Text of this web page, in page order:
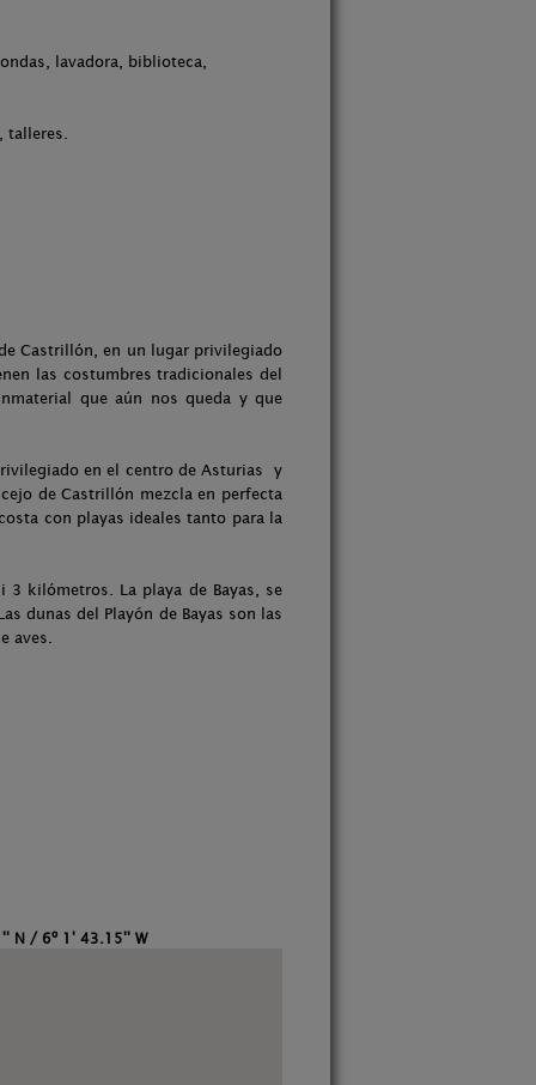
lavadora, biblioteca,
talleres.
Castrillón, en un lugar privilegiado
las costumbres tradicionales del
que aún nos queda y que
en el centro de Asturias y
de Castrillón mezcla en perfecta
con playas ideales tanto para la
kilómetros. La playa de Bayas, se
dunas del Playón de Bayas son las
aves.
N / 6º 1' 43.15'' W